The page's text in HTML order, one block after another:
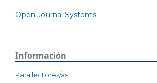
Open Journal Systems
Información
Para lectores/as